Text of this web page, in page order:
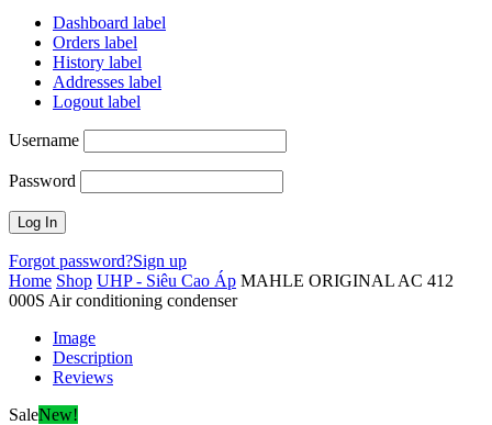
Dashboard label
Orders label
History label
Addresses label
Logout label
Username
Password
Forgot password?Sign up
Home Shop UHP - Siêu Cao Áp MAHLE ORIGINAL AC 412
000S Air conditioning condenser
Image
Description
Reviews
SaleNew!